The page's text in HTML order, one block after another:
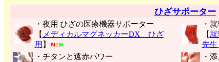
ひざサポーター
・夜用 ひざの医療機器サポーター
【 メディカルマグネッカーDX ひざ
用 】
・
【
先生
・チタンと遠赤パワー
・